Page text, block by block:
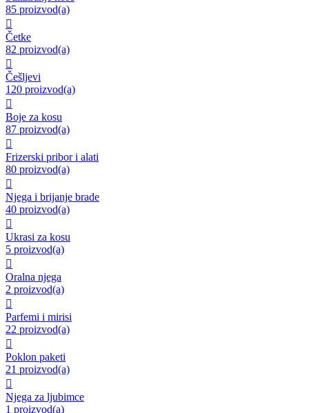
85 proizvod(a)

Četke
82 proizvod(a)

Češljevi
120 proizvod(a)

Boje za kosu
87 proizvod(a)

Frizerski pribor i alati
80 proizvod(a)

Njega i brijanje brade
40 proizvod(a)

Ukrasi za kosu
5 proizvod(a)

Oralna njega
2 proizvod(a)

Parfemi i mirisi
22 proizvod(a)

Poklon paketi
21 proizvod(a)

Njega za ljubimce
1 proizvod(a)